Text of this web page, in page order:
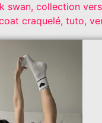
swan, collection
craquelé, tuto,